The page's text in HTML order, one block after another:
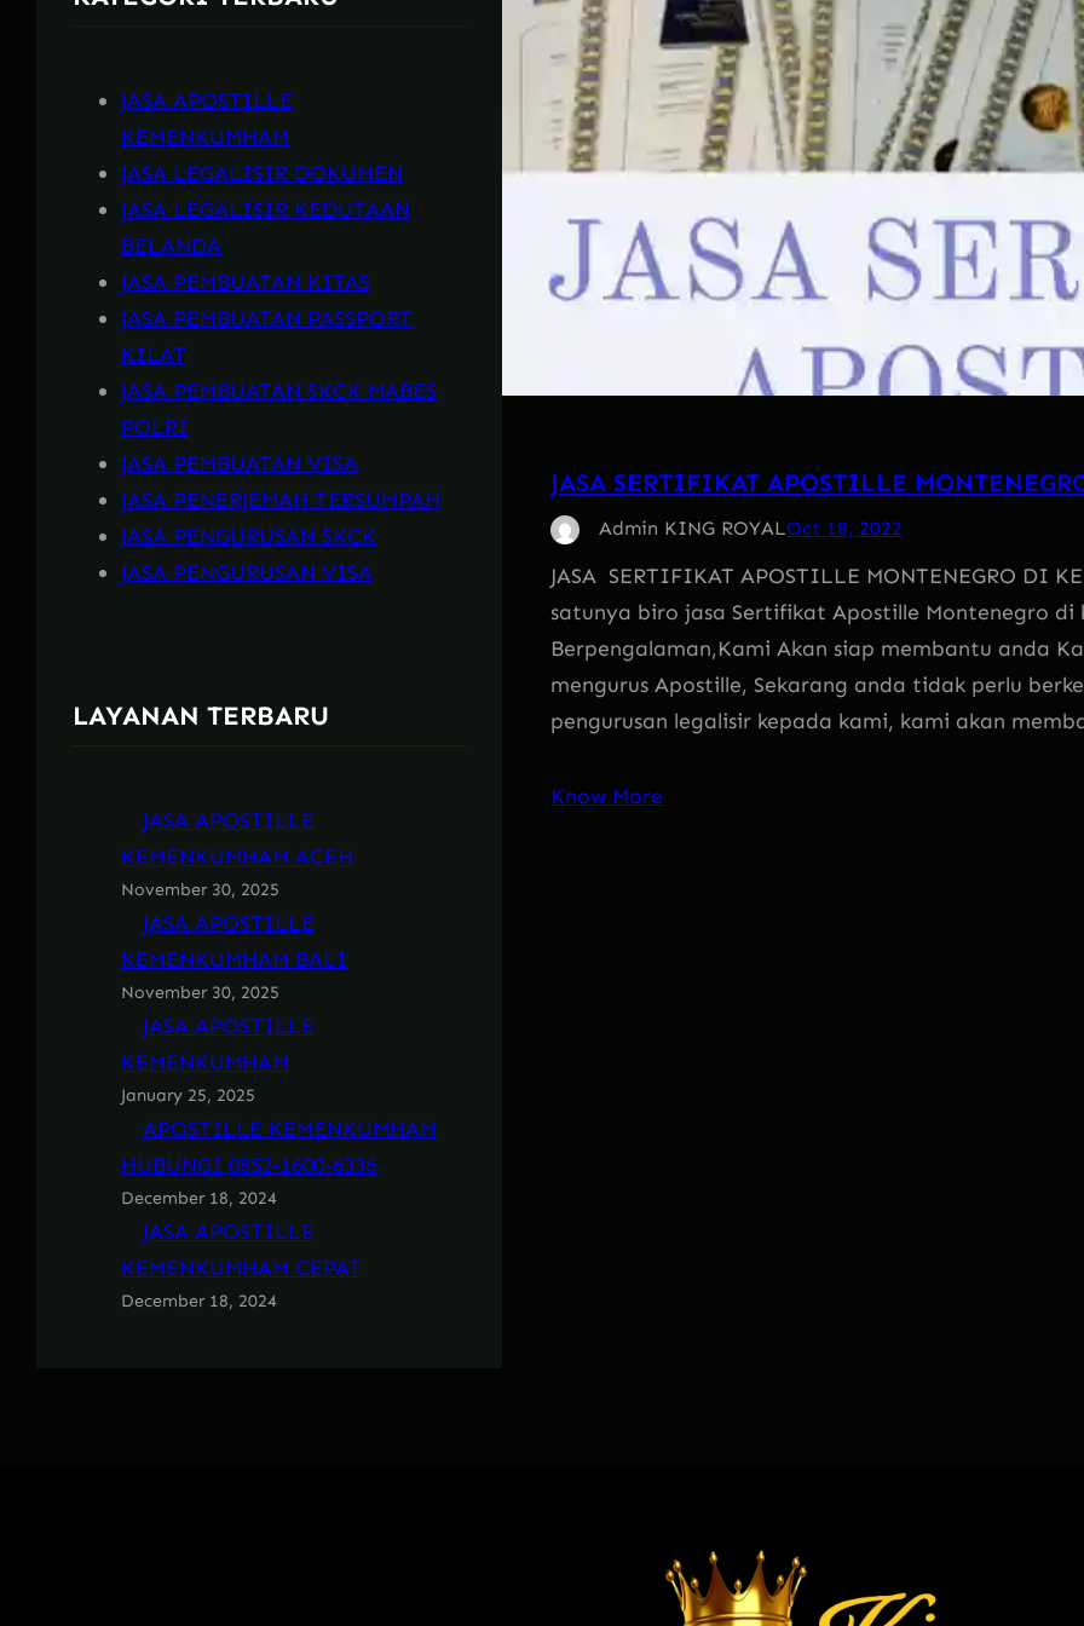
JASA APOSTILLE
KEMENKUMHAM
JASA LEGALISIR DOKUMEN
JASA LEGALISIR KEDUTAAN
BELANDA
JASA PEMBUATAN KITAS
JASA PEMBUATAN PASSPORT
KILAT
JASA PEMBUATAN SKCK MABES
POLRI
JASA PEMBUATAN VISA
JASA PENERJEMAH TERSUMPAH
JASA PENGURUSAN SKCK
JASA PENGURUSAN VISA
LAYANAN TERBARU
JASA APOSTILLE
KEMENKUMHAM ACEH
November 30, 2025
JASA APOSTILLE
KEMENKUMHAM BALI
November 30, 2025
JASA APOSTILLE
KEMENKUMHAM
January 25, 2025
APOSTILLE KEMENKUMHAM
HUBUNGI 0852-1600-6336
December 18, 2024
JASA APOSTILLE
KEMENKUMHAM CEPAT
December 18, 2024
JASA SERTIFIKAT APOSTILLE
Admin KING ROYALOct 18, 2022
JASA SERTIFIKAT APOSTILLE MONTENEGRO DI
satunya biro jasa Sertifikat Apostille Montenegro
Berpengalaman,Kami Akan siap membantu anda
mengurus Apostille, Sekarang anda tidak perlu
pengurusan legalisir kepada kami, kami akan
Know More